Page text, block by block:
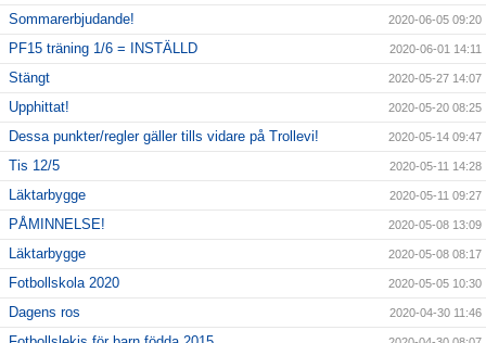
Sommarerbjudande! 2020-06-05 09:20
PF15 träning 1/6 = INSTÄLLD 2020-06-01 14:11
Stängt 2020-05-27 14:07
Upphittat! 2020-05-20 08:25
Dessa punkter/regler gäller tills vidare på Trollevi! 2020-05-14 09:47
Tis 12/5 2020-05-11 14:28
Läktarbygge 2020-05-11 09:27
PÅMINNELSE! 2020-05-08 13:09
Läktarbygge 2020-05-08 08:17
Fotbollskola 2020 2020-05-05 10:30
Dagens ros 2020-04-30 11:46